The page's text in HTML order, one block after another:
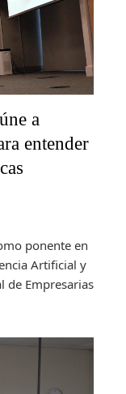
a
entender
ponente en
Artificial y
de Empresarias